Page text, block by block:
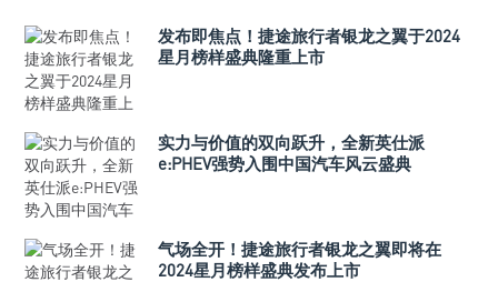
发布即焦点！捷途旅行者银龙之翼于2024
星月榜样盛典隆重上市
实力与价值的双向跃升，全新英仕派
e:PHEV强势入围中国汽车风云盛典
气场全开！捷途旅行者银龙之翼即将在
2024星月榜样盛典发布上市